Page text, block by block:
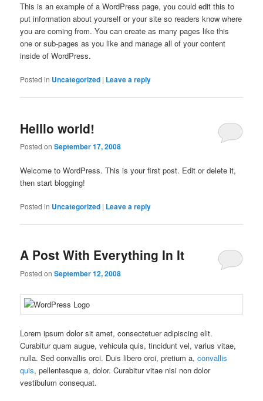
This is an example of a WordPress page, you could edit this to
put information about yourself or your site so readers know where
you are coming from. You can create as many pages like this
one or sub-pages as you like and manage all of your content
inside of WordPress.
Posted in Uncategorized | Leave a reply
Helllo world!
Posted onSeptember 17, 2008
Welcome to WordPress. This is your first post. Edit or delete it,
then start blogging!
Posted in Uncategorized | Leave a reply
A Post With Everything In It
Posted onSeptember 12, 2008
Lorem ipsum dolor sit amet, consectetuer adipiscing elit.
Curabitur quam augue, vehicula quis, tincidunt vel, varius vitae,
nulla. Sed convallis orci. Duis libero orci, pretium a,convallis
quis, pellentesque a, dolor. Curabitur vitae nisi non dolor
vestibulum consequat.